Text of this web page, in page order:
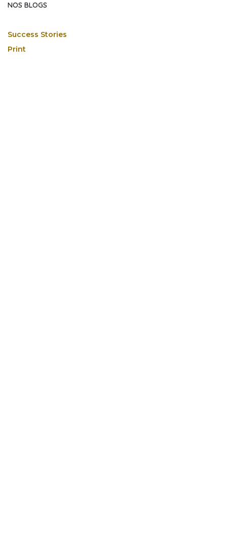
NOS BLOGS
Success Stories
Print